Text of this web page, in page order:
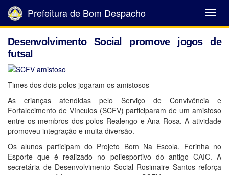
Abrir
Menu
Prefeitura de Bom Despacho
Desenvolvimento Social promove jogos de
futsal
Times dos dois polos jogaram os amistosos
As crianças atendidas pelo Serviço de Convivência e
Fortalecimento de Vínculos (SCFV) participaram de um amistoso
entre os membros dos polos Realengo e Ana Rosa. A atividade
promoveu integração e muita diversão.
Os alunos participam do Projeto Bom Na Escola, Ferinha no
Esporte que é realizado no poliesportivo do antigo CAIC. A
secretária de Desenvolvimento Social Rosimaire Santos reforça